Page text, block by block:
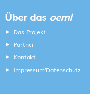
Über das oeml
Das Projekt
Partner
Kontakt
Impressum/Datenschutz